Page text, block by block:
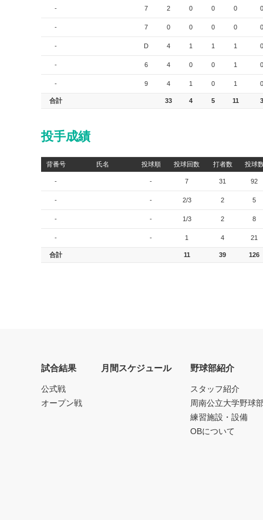
- 7 2 0 0 0 0
- 7 0 0 0 0 0
- D 4 1 1 1 0
- 6 4 0 0 1 0
- 9 4 1 0 1 0
合計 33 4 5 11 3
投手成績
背番号 氏名 投球順 投球回数 打者数 投球
- - 7 31 92
- - 2/3 2 5
- - 1/3 2 8
- - 1 4 21
合計 11 39 126
試合結果
公式戦
オープン戦
月間スケジュール 野球部紹介
スタッフ紹介
周南公立大学野球
練習施設・設備
OBについて